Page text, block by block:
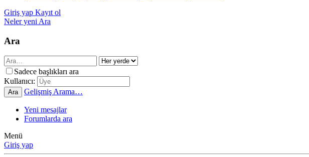
Giriş yap Kayıt ol
Neler yeni Ara
Ara
Sadece başlıkları ara
Kullanıcı:
Ara Gelişmiş Arama…
Yeni mesajlar
Forumlarda ara
Menü
Giriş yap